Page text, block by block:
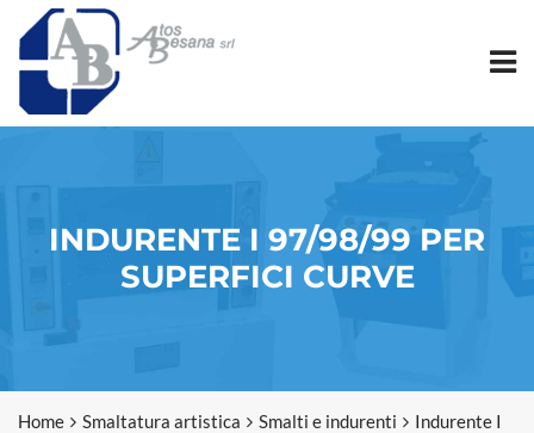
INDURENTE I 97/98/99 PER
SUPERFICI CURVE
Home Smaltatura artistica Smalti e indurenti
Indurente I